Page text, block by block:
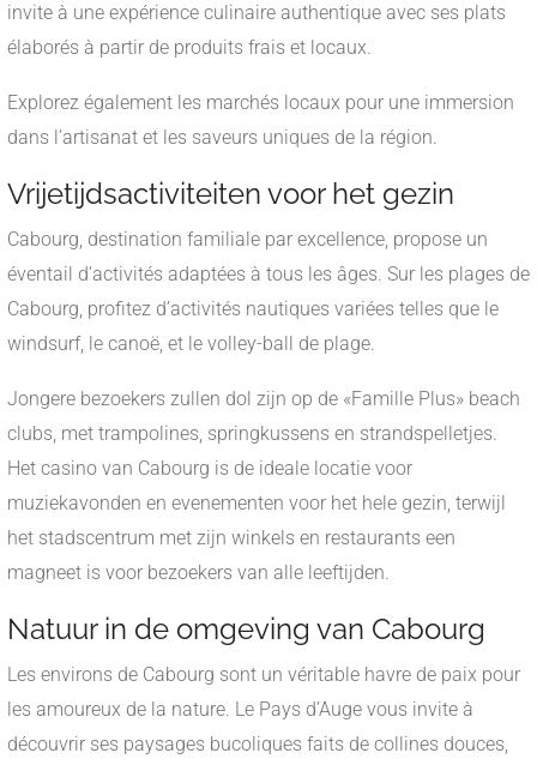
invite à une expérience culinaire authentique avec ses plats
élaborés à partir de produits frais et locaux.
Explorez également les marchés locaux pour une immersion
dans l’artisanat et les saveurs uniques de la région.
Vrijetijdsactiviteiten voor het gezin
Cabourg, destination familiale par excellence, propose un
éventail d’activités adaptées à tous les âges. Sur les plages de
Cabourg, profitez d’activités nautiques variées telles que le
windsurf, le canoë, et le volley-ball de plage.
Jongere bezoekers zullen dol zijn op de «Famille Plus» beach
clubs, met trampolines, springkussens en strandspelletjes.
Het casino van Cabourg is de ideale locatie voor
muziekavonden en evenementen voor het hele gezin, terwijl
het stadscentrum met zijn winkels en restaurants een
magneet is voor bezoekers van alle leeftijden.
Natuur in de omgeving van Cabourg
Les environs de Cabourg sont un véritable havre de paix pour
les amoureux de la nature. Le Pays d’Auge vous invite à
découvrir ses paysages bucoliques faits de collines douces,